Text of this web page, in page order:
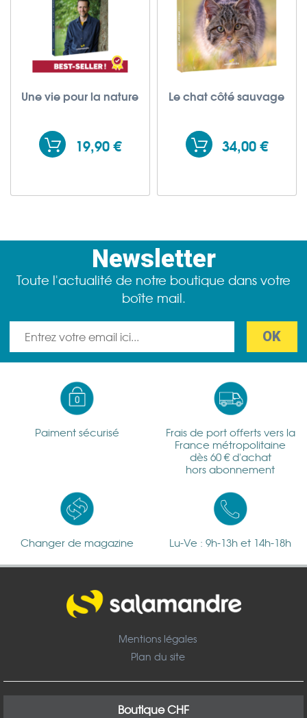
Une vie pour la nature
19,90 €
Le chat côté sauvage
34,00 €
Newsletter
Toute l'actualité de notre boutique dans votre
boîte mail.
Paiment sécurisé
Frais de port offerts vers la
France métropolitaine
dès 60 € d'achat
hors abonnement
Changer de magazine Lu-Ve : 9h-13h et 14h-18h
Mentions légales
Plan du site
Boutique CHF